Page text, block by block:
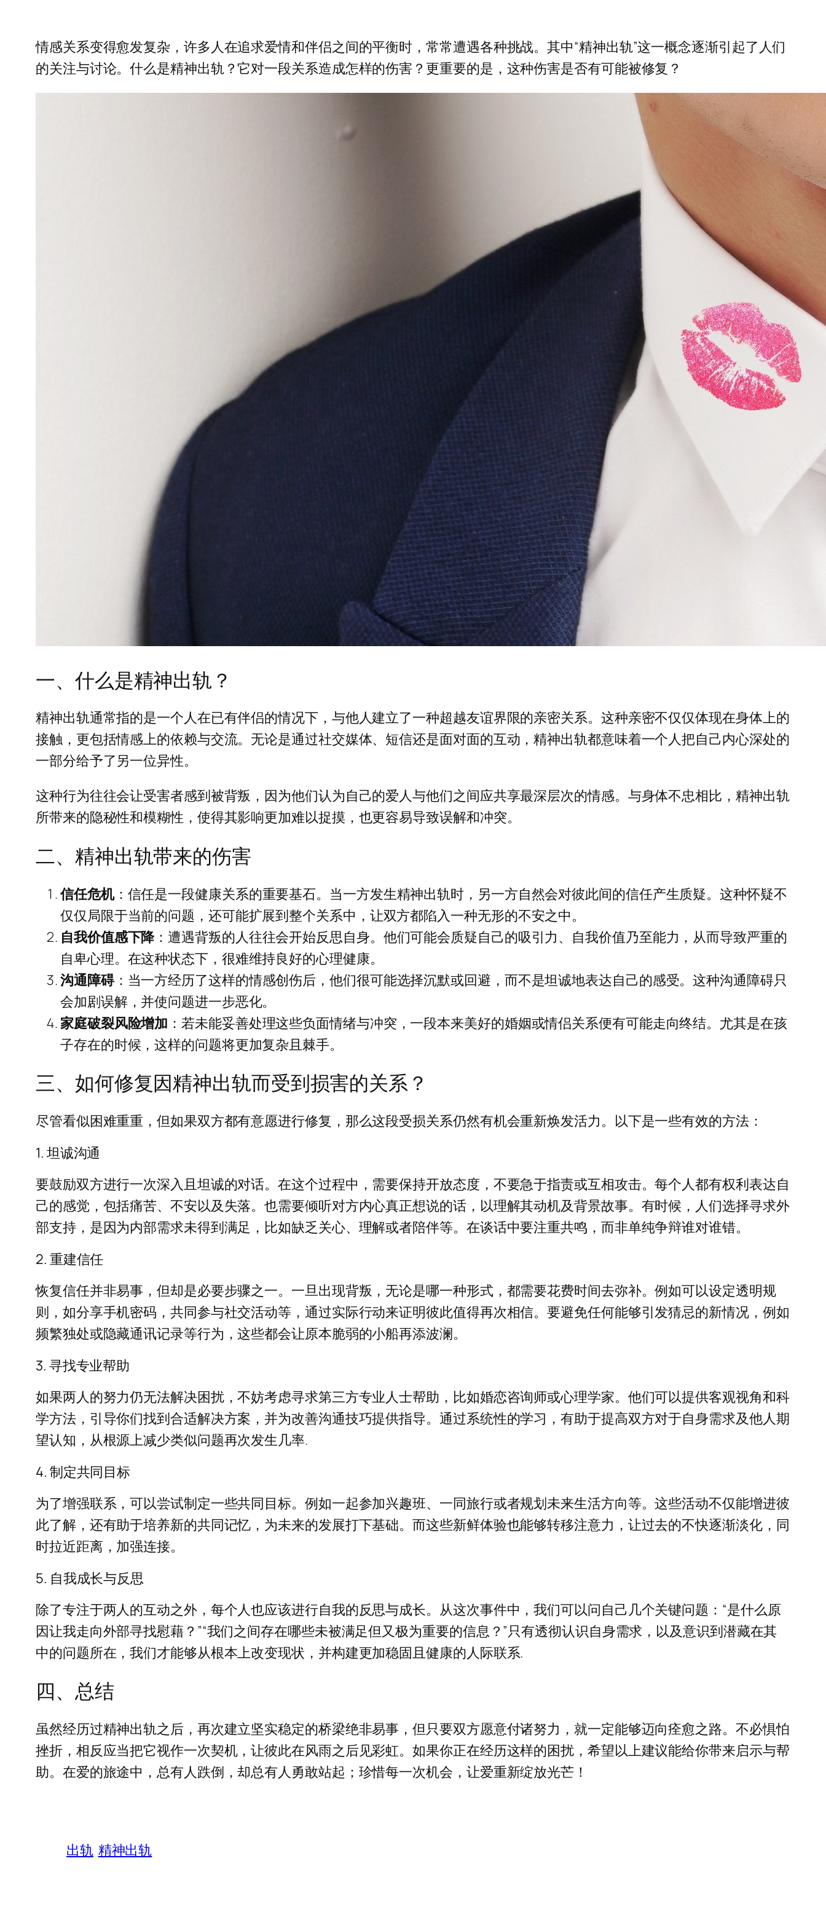
情感关系变得愈发复杂，许多人在追求爱情和伴侣之间的平衡时，常常遭遇各种挑战。其中“精神出轨”这一概念逐渐引起了人们
的关注与讨论。什么是精神出轨？它对一段关系造成怎样的伤害？更重要的是，这种伤害是否有可能被修复？
一、什么是精神出轨？
精神出轨通常指的是一个人在已有伴侣的情况下，与他人建立了一种超越友谊界限的亲密关系。这种亲密不仅仅体现在身体上的
接触，更包括情感上的依赖与交流。无论是通过社交媒体、短信还是面对面的互动，精神出轨都意味着一个人把自己内心深处的
一部分给予了另一位异性。
这种行为往往会让受害者感到被背叛，因为他们认为自己的爱人与他们之间应共享最深层次的情感。与身体不忠相比，精神出轨
所带来的隐秘性和模糊性，使得其影响更加难以捉摸，也更容易导致误解和冲突。
二、精神出轨带来的伤害
信任危机：信任是一段健康关系的重要基石。当一方发生精神出轨时，另一方自然会对彼此间的信任产生质疑。这种怀疑不
仅仅局限于当前的问题，还可能扩展到整个关系中，让双方都陷入一种无形的不安之中。
自我价值感下降：遭遇背叛的人往往会开始反思自身。他们可能会质疑自己的吸引力、自我价值乃至能力，从而导致严重的
自卑心理。在这种状态下，很难维持良好的心理健康。
沟通障碍：当一方经历了这样的情感创伤后，他们很可能选择沉默或回避，而不是坦诚地表达自己的感受。这种沟通障碍只
会加剧误解，并使问题进一步恶化。
家庭破裂风险增加 ：若未能妥善处理这些负面情绪与冲突，一段本来美好的婚姻或情侣关系便有可能走向终结。尤其是在孩
子存在的时候，这样的问题将更加复杂且棘手。
三、如何修复因精神出轨而受到损害的关系？
尽管看似困难重重，但如果双方都有意愿进行修复，那么这段受损关系仍然有机会重新焕发活力。以下是一些有效的方法：
1. 坦诚沟通
要鼓励双方进行一次深入且坦诚的对话。在这个过程中，需要保持开放态度，不要急于指责或互相攻击。每个人都有权利表达自
己的感觉，包括痛苦、不安以及失落。也需要倾听对方内心真正想说的话，以理解其动机及背景故事。有时候，人们选择寻求外
部支持，是因为内部需求未得到满足，比如缺乏关心、理解或者陪伴等。在谈话中要注重共鸣，而非单纯争辩谁对谁错。
2. 重建信任
恢复信任并非易事，但却是必要步骤之一。一旦出现背叛，无论是哪一种形式，都需要花费时间去弥补。例如可以设定透明规
则，如分享手机密码，共同参与社交活动等，通过实际行动来证明彼此值得再次相信。要避免任何能够引发猜忌的新情况，例如
频繁独处或隐藏通讯记录等行为，这些都会让原本脆弱的小船再添波澜。
3. 寻找专业帮助
如果两人的努力仍无法解决困扰，不妨考虑寻求第三方专业人士帮助，比如婚恋咨询师或心理学家。他们可以提供客观视角和科
学方法，引导你们找到合适解决方案，并为改善沟通技巧提供指导。通过系统性的学习，有助于提高双方对于自身需求及他人期
望认知，从根源上减少类似问题再次发生几率.
4. 制定共同目标
为了增强联系，可以尝试制定一些共同目标。例如一起参加兴趣班、一同旅行或者规划未来生活方向等。这些活动不仅能增进彼
此了解，还有助于培养新的共同记忆，为未来的发展打下基础。而这些新鲜体验也能够转移注意力，让过去的不快逐渐淡化，同
时拉近距离，加强连接。
5. 自我成长与反思
除了专注于两人的互动之外，每个人也应该进行自我的反思与成长。从这次事件中，我们可以问自己几个关键问题：“是什么原
因让我走向外部寻找慰藉？”“我们之间存在哪些未被满足但又极为重要的信息？”只有透彻认识自身需求，以及意识到潜藏在其
中的问题所在，我们才能够从根本上改变现状，并构建更加稳固且健康的人际联系.
四、总结
虽然经历过精神出轨之后，再次建立坚实稳定的桥梁绝非易事，但只要双方愿意付诸努力，就一定能够迈向痊愈之路。不必惧怕
挫折，相反应当把它视作一次契机，让彼此在风雨之后见彩虹。如果你正在经历这样的困扰，希望以上建议能给你带来启示与帮
助。在爱的旅途中，总有人跌倒，却总有人勇敢站起；珍惜每一次机会，让爱重新绽放光芒！
出轨 精神出轨